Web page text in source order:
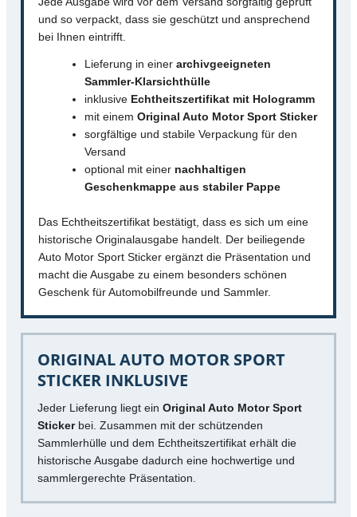
und so verpackt, dass sie geschützt und ansprechend
bei Ihnen eintrifft.
Lieferung in einer archivgeeigneten
Sammler-Klarsichthülle
inklusive Echtheitszertifikat mit Hologramm
mit einem Original Auto Motor Sport Sticker
sorgfältige und stabile Verpackung für den
Versand
optional mit einer nachhaltigen
Geschenkmappe aus stabiler Pappe
Das Echtheitszertifikat bestätigt, dass es sich um eine
historische Originalausgabe handelt. Der beiliegende
Auto Motor Sport Sticker ergänzt die Präsentation und
macht die Ausgabe zu einem besonders schönen
Geschenk für Automobilfreunde und Sammler.
ORIGINAL AUTO MOTOR SPORT
STICKER INKLUSIVE
Jeder Lieferung liegt ein Original Auto Motor Sport
Stickerbei. Zusammen mit der schützenden
Sammlerhülle und dem Echtheitszertifikat erhält die
historische Ausgabe dadurch eine hochwertige und
sammlergerechte Präsentation.